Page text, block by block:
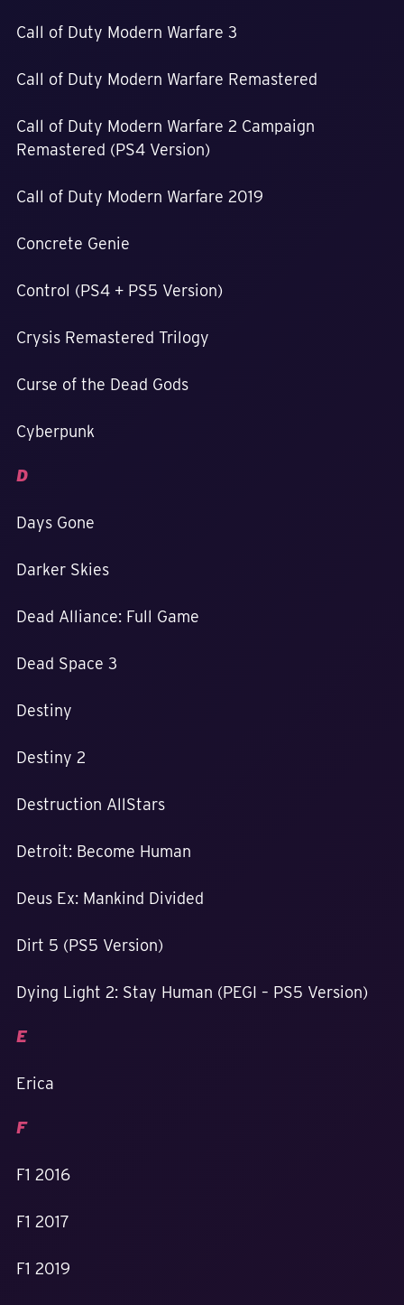
Call of Duty Modern Warfare 3
Call of Duty Modern Warfare Remastered
Call of Duty Modern Warfare 2 Campaign
Remastered (PS4 Version)
Call of Duty Modern Warfare 2019
Concrete Genie
Control (PS4 + PS5 Version)
Crysis Remastered Trilogy
Curse of the Dead Gods
Cyberpunk
D
Days Gone
Darker Skies
Dead Alliance: Full Game
Dead Space 3
Destiny
Destiny 2
Destruction AllStars
Detroit: Become Human
Deus Ex: Mankind Divided
Dirt 5 (PS5 Version)
Dying Light 2: Stay Human (PEGI – PS5 Version)
E
Erica
F
F1 2016
F1 2017
F1 2019